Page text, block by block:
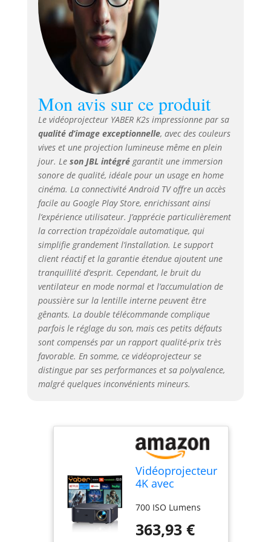
Mon avis sur ce produit
Le vidéoprojecteur YABER K2s impressionne par sa
qualité d’image exceptionnelle, avec des couleurs
vives et une projection lumineuse même en plein
jour. Le son JBL intégrégarantit une immersion
sonore de qualité, idéale pour un usage en home
cinéma. La connectivité Android TV offre un accès
facile au Google Play Store, enrichissant ainsi
l’expérience utilisateur. J’apprécie particulièrement
la correction trapézoïdale automatique, qui
simplifie grandement l’installation. Le support
client réactif et la garantie étendue ajoutent une
tranquillité d’esprit. Cependant, le bruit du
ventilateur en mode normal et l’accumulation de
poussière sur la lentille interne peuvent être
gênants. La double télécommande complique
parfois le réglage du son, mais ces petits défauts
sont compensés par un rapport qualité-prix très
favorable. En somme, ce vidéoprojecteur se
distingue par ses performances et sa polyvalence,
malgré quelques inconvénients mineurs.
Vidéoprojecteur
4K avec
11.0, Son par
JBL, Dolby
Audio, NFC,
700 ISO Lumens
363,93 €